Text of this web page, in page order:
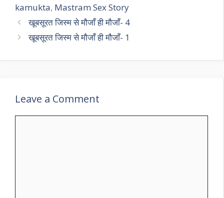
kamukta, Mastram Sex Story
खूबसूरत जिस्म से मौजाँ ही मौजाँ- 4
खूबसूरत जिस्म से मौजाँ ही मौजाँ- 1
Leave a Comment